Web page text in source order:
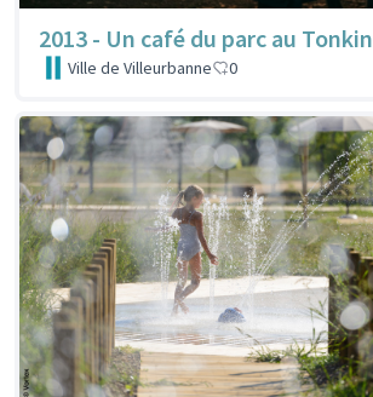
2013 - Un café du parc au Tonkin
Ville de Villeurbanne 0